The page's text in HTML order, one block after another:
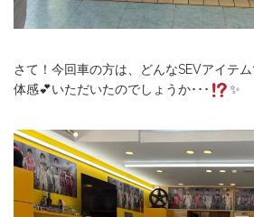
さて！今回車の方は、どんなSEVアイテ
体感💕いただいたのでしょうか･･･
✨